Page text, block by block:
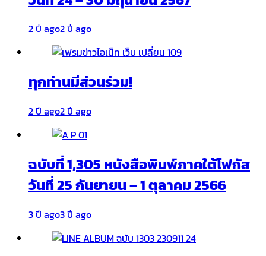
2 ปี ago2 ปี ago
ทุกท่านมีส่วนร่วม!
2 ปี ago2 ปี ago
ฉบับที่ 1,305 หนังสือพิมพ์ภาคใต้โฟกัส
วันที่ 25 กันยายน – 1 ตุลาคม 2566
3 ปี ago3 ปี ago